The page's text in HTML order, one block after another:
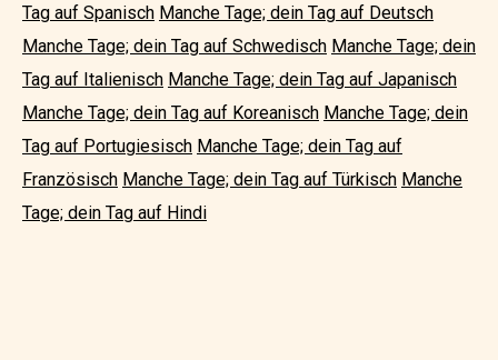
Tag auf Spanisch Manche Tage; dein Tag auf Deutsch
Manche Tage; dein Tag auf Schwedisch Manche Tage; dein
Tag auf Italienisch Manche Tage; dein Tag auf Japanisch
Manche Tage; dein Tag auf Koreanisch Manche Tage; dein
Tag auf Portugiesisch Manche Tage; dein Tag auf
Französisch Manche Tage; dein Tag auf Türkisch Manche
Tage; dein Tag auf Hindi